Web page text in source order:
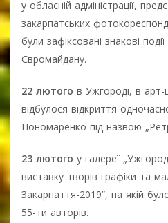
у обласній адміністрації,
закарпатських
були зафіксовані знакові
Євромайдану.
22 лютого в Ужгороді, в арт-
відбулося відкриття
Пономаренко під назвою
23 лютого у галереї
виставку творів графіки та
Закарпаття-2019”, на якій
55-ти авторів.